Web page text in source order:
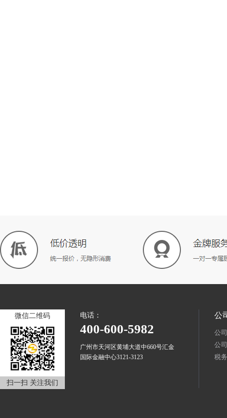
微信二维码
扫一扫 关注我们
电话：
400-600-5982
广州市天河区黄埔大道中660号汇金
国际金融中心3121-3123
公
公
公
税